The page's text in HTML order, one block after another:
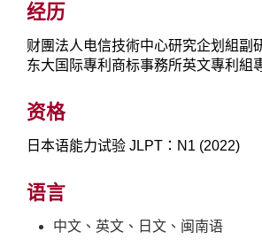
经历
财團法人电信技術中心研究企划組副
东大国际專利商标事務所英文專利組
资格
日本语能力试验 JLPT：N1 (2022)
语言
中文、英文、日文、闽南语